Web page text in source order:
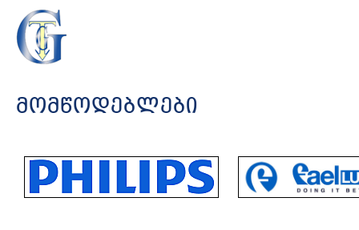
ᲛᲝᲛᲬᲝᲓᲔᲑᲚᲔᲑᲘ